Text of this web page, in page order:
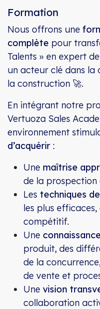
Formation
Nous offrons une
complète pour
Talents » en expert
un acteur clé dans la
la construction 🚀.
En intégrant notre
Vertuoza Sales
environnement
d’acquérir :
Une maîtrise
de la prospection
Les techniques
les plus
compétitif.
Une
produit, des
de la
de vente et
Une vision
collaboration